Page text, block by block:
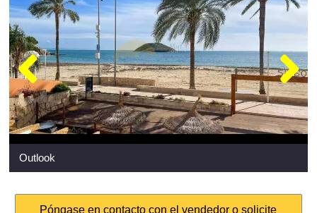
Outlook
Póngase en contacto con el vendedor o solicite